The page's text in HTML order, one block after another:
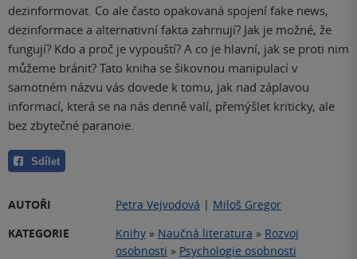
dezinformovat. Co ale často opakovaná spojení fake news,
dezinformace a alternativní fakta zahrnují? Jak je možné, že
fungují? Kdo a proč je vypouští? A co je hlavní, jak se proti nim
můžeme bránit? Tato kniha se šikovnou manipulací v
samotném názvu vás dovede k tomu, jak nad záplavou
informací, která se na nás denně valí, přemýšlet kriticky, ale
bez zbytečné paranoie.
Sdílet
AUTOŘI Petra Vejvodová | Miloš Gregor
KATEGORIE
Knihy » Naučná literatura » Rozvoj
osobnosti » Psychologie osobnosti